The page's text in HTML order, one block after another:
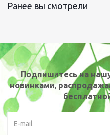
Ранее вы смотрели
Подпишитесь на
новинками,